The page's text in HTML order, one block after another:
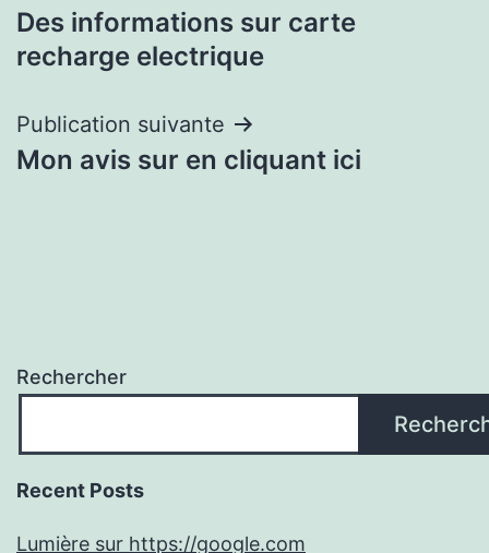
de
Des informations sur carte
recharge electrique
Publication suivante
Mon avis sur en cliquant ici
Rechercher
Recent Posts
Lumière sur https://google.com